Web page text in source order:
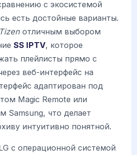
с экосистемой
есть достойные варианты.
Tizen отличным выбором
SS IPTV, которое
плейлисты прямо с
веб-интерфейс на
адаптирован под
Magic Remote или
Samsung, что делает
интуитивно понятной.
с операционной системой